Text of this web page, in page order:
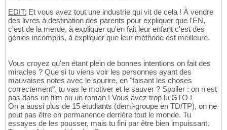
EDIT: Et vous avez tout une industrie qui vit de cela ! À vendre
des livres à destination des parents pour expliquer que l'EN,
c'est de la merde, à expliquer qu'en fait leur enfant c'est des
génies incompris, à expliquer que leur méthode est meilleure.
Vous croyez qu'en étant plein de bonnes intentions on fait des
miracles ? Que si tu viens voir les personnes ayant des
mauvaises notes avec le sourire, en "faisant les choses
correctement", tu vas le motiver et le sauver ? Spoiler : on n'est
pas dans un film ou un roman ! Vous avez trop lu GTO !
On a aussi plus de 15 étudiants (demi-groupe en TD/TP), on ne
peut pas être en permanence derrière tout le monde. Tu
essayes de les pousser, mais tu fini par être bien impuissant.